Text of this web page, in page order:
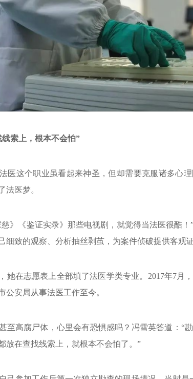
索上，根本不会怕”
医这个职业虽看起来神圣，但却需要克服诸多心
法医梦。
》《鉴证实录》那些电视剧，就觉得当法医很酷！
细致的观察、分析抽丝剥茧，为案件侦破提供客观
她在志愿表上全部填了法医学类专业。2017年7月
公安局从事法医工作至今。
至高腐尸体，心里会有恐惧感吗？冯雪英答道：“
放在查找线索上，就根本不会怕了。”